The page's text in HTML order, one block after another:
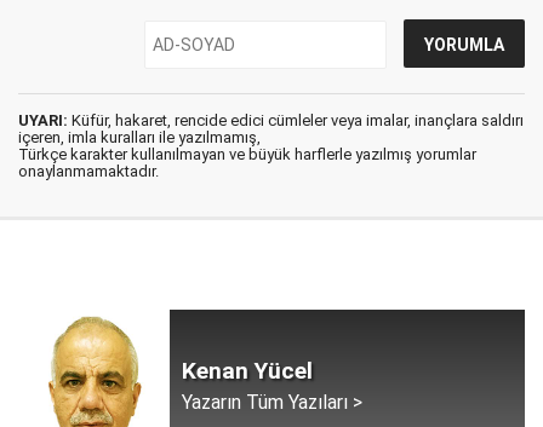
UYARI: Küfür, hakaret, rencide edici cümleler veya imalar, inançlara saldırı
içeren, imla kuralları ile yazılmamış,
Türkçe karakter kullanılmayan ve büyük harflerle yazılmış yorumlar
onaylanmamaktadır.
Kenan Yücel
Yazarın Tüm Yazıları >